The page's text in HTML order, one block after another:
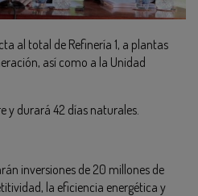
al total de Refinería 1, a plantas
así como a la Unidad
y durará 42 días naturales.
inversiones de 20 millones de
la eficiencia energética y